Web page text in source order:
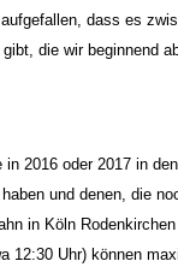
dass es
die wir beginnend
2016 oder 2017 in
und denen, die
in Köln
12:30 Uhr) können